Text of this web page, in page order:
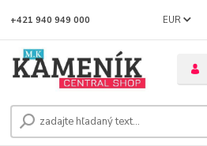
EUR
+421 940 949 000